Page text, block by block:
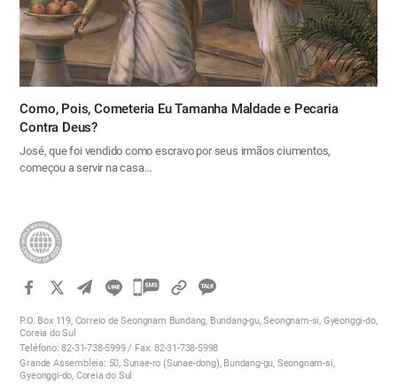
Como, Pois, Cometeria Eu Tamanha Maldade e Pecaria
Contra Deus?
José, que foi vendido como escravo por seus irmãos ciumentos,
começou a servir na casa…
카
오
톡
공
P.O. Box 119, Correio de Seongnam Bundang, Bundang-gu, Seongnam-si, Gyeonggi-do,
Coreia do Sul
Teléfono: 82-31-738-5999 / Fax: 82-31-738-5998
Grande Assembleia: 50, Sunae-ro (Sunae-dong), Bundang-gu, Seongnam-si,
Gyeonggi-do, Coreia do Sul